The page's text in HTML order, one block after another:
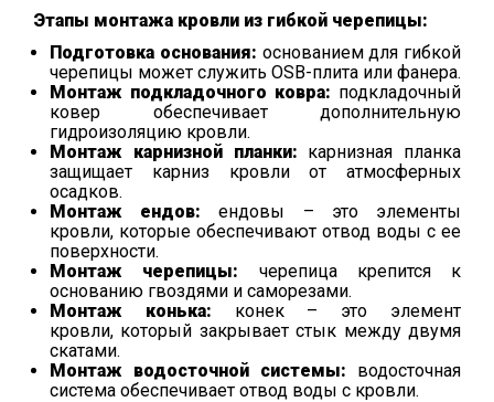
Этапы монтажа кровли из гибкой черепицы:
Подготовка основания: основанием для гибкой
черепицы может служить OSB-плита или фанера.
Монтаж подкладочного ковра: подкладочный
ковер обеспечивает дополнительную
гидроизоляцию кровли.
Монтаж карнизной планки: карнизная планка
защищает карниз кровли от атмосферных
осадков.
Монтаж ендов: ендовы – это элементы
кровли, которые обеспечивают отвод воды с ее
поверхности.
Монтаж черепицы: черепица крепится к
основанию гвоздями и саморезами.
Монтаж конька: конек – это элемент
кровли, который закрывает стык между двумя
скатами.
Монтаж водосточной системы: водосточная
система обеспечивает отвод воды с кровли.